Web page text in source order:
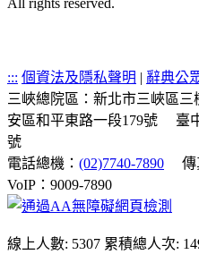
::: 個資法及隱私聲明 | 辭典公
三峽總院區：新北市三峽區三
安區和平東路一段179號
臺
號
電話總機： (02)7740-7890 傳
VoIP：9009-7890
線上人數: 5307 累積總人次: